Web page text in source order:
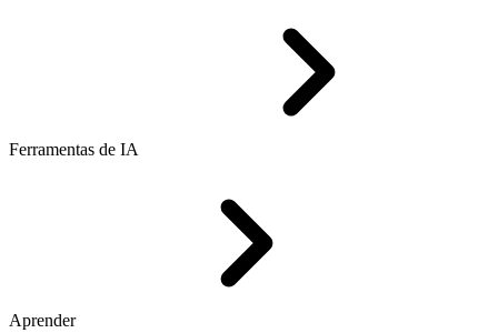
Ferramentas de IA
Aprender